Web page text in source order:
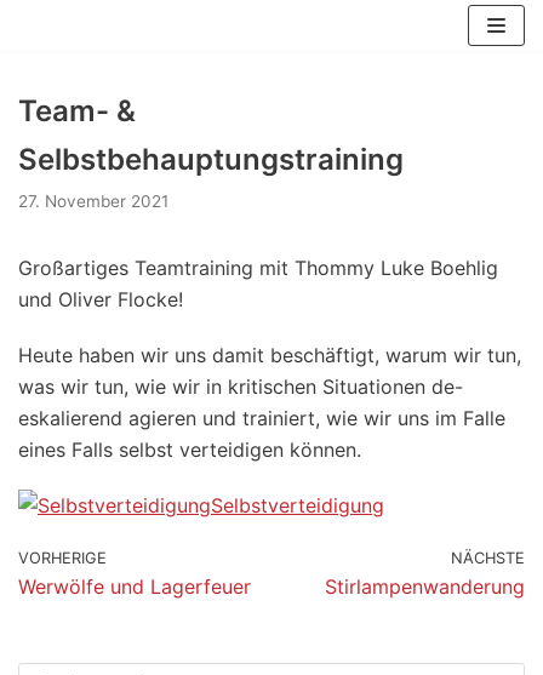
Team- &
Selbstbehauptungstraining
27. November 2021
Großartiges Teamtraining mit Thommy Luke Boehlig
und Oliver Flocke!
Heute haben wir uns damit beschäftigt, warum wir tun,
was wir tun, wie wir in kritischen Situationen de-
eskalierend agieren und trainiert, wie wir uns im Falle
eines Falls selbst verteidigen können.
Selbstverteidigung
VORHERIGE
Werwölfe und Lagerfeuer
NÄCHSTE
Stirlampenwanderung